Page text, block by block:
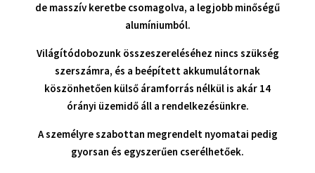
de masszív keretbe csomagolva, a legjobb minőségű
alumíniumból.
Világítódobozunk összeszereléséhez nincs szükség
szerszámra, és a beépített akkumulátornak
köszönhetően külső áramforrás nélkül is akár 14
órányi üzemidő áll a rendelkezésünkre.
A személyre szabottan megrendelt nyomatai pedig
gyorsan és egyszerűen cserélhetőek.